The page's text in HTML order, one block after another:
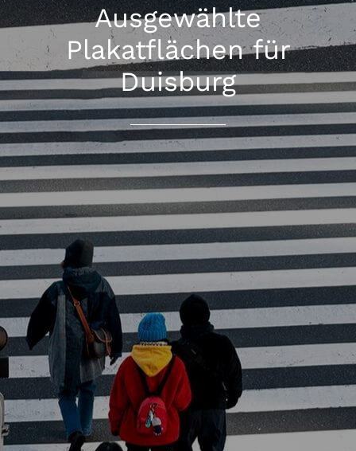
Ausgewählte
Plakatflächen für
Duisburg